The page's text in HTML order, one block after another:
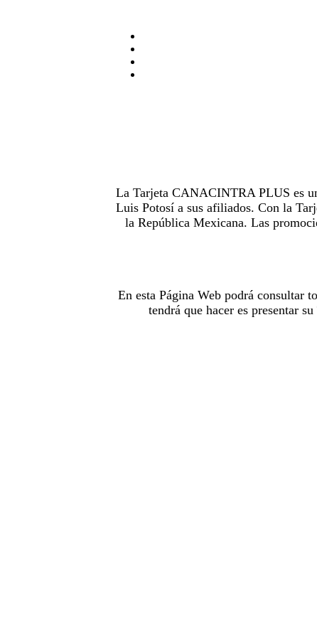
La Tarjeta CANACINTRA PLUS es
Luis Potosí a sus afiliados. Con la
la República Mexicana. Las
En esta Página Web podrá consultar
tendrá que hacer es presentar